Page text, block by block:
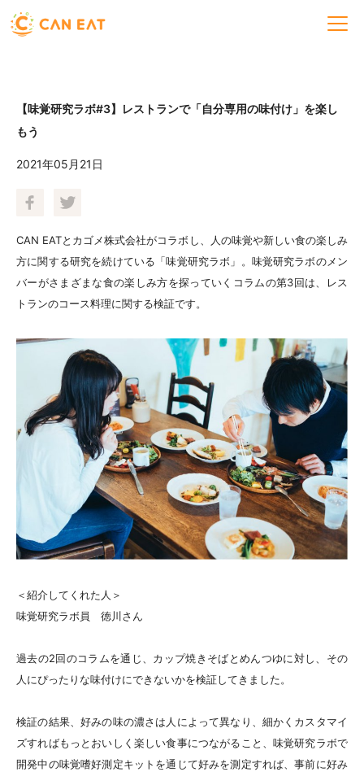
【味覚研究ラボ#3】レストランで「自分専用の味付け」を楽し
もう
2021年05月21日
CAN EATとカゴメ株式会社がコラボし、人の味覚や新しい食の楽しみ
方に関する研究を続けている「味覚研究ラボ」。味覚研究ラボのメン
バーがさまざまな食の楽しみ方を探っていくコラムの第3回は、レス
トランのコース料理に関する検証です。
＜紹介してくれた人＞
味覚研究ラボ員 徳川さん
過去の2回のコラムを通じ、カップ焼きそばとめんつゆに対し、その
人にぴったりな味付けにできないかを検証してきました。
検証の結果、好みの味の濃さは人によって異なり、細かくカスタマイ
ズすればもっとおいしく楽しい食事につながること、味覚研究ラボで
開発中の味覚嗜好測定キットを通じて好みを測定すれば、事前に好み